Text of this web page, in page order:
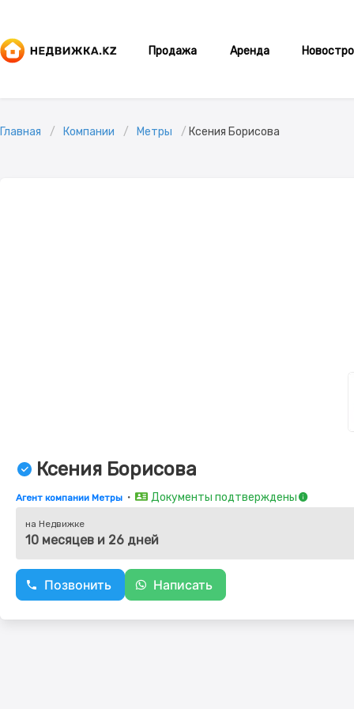
Продажа Аренда
Главная Компании Метры Ксения Борисова
Ксения Борисова
Агент компании Метры ・ Документы подтверждены
на Недвижке
10 месяцев и 26 дней
Позвонить Написать